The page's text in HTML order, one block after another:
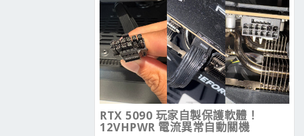
RTX 5090 玩家自製保護軟體！
12VHPWR 電流異常自動關機